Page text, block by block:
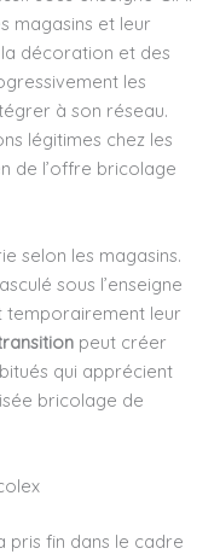
magasins et leur
décoration et des
les
à son réseau.
légitimes chez les
de l’offre bricolage
selon les magasins.
sous l’enseigne
temporairement leur
peut créer
qui apprécient
bricolage de
pris fin dans le cadre